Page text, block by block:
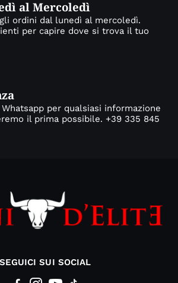
al Mercoledì
ordini dal lunedì al mercoledì.
per capire dove si trova il tuo
per qualsiasi informazione
il prima possibile. +39 335 845
SEGUICI SUI SOCIAL